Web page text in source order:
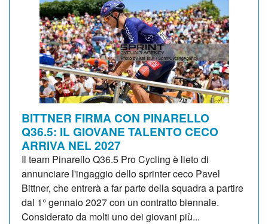
BITTNER FIRMA CON PINARELLO
Q36.5: IL GIOVANE TALENTO CECO
ARRIVA NEL 2027
Il team Pinarello Q36.5 Pro Cycling è lieto di
annunciare l'ingaggio dello sprinter ceco Pavel
Bittner, che entrerà a far parte della squadra a partire
dal 1° gennaio 2027 con un contratto biennale.
Considerato da molti uno dei giovani più...